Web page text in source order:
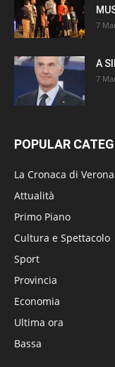
7
A
7
POPULAR
La Cronaca di Verona
Attualità
Primo Piano
Cultura e Spettacolo
Sport
Provincia
Economia
Ultima ora
Bassa